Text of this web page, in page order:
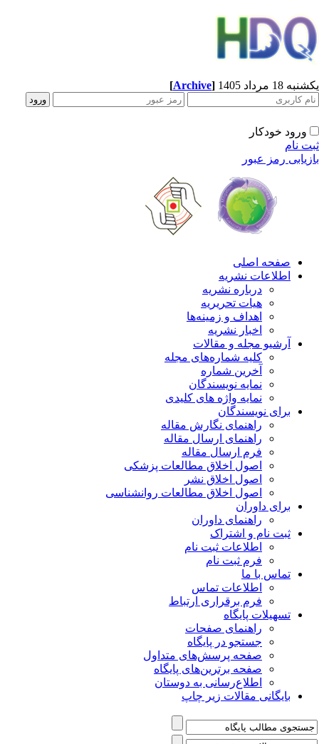
18 مرداد 1405 [Archive]
ورود خودکار
نام
رمز عبور
صفحه اصلی
اطلاعات نشریه
درباره نشریه
هیات تحریریه
اهداف و زمینه‌ها
اخبار نشریه
آرشیو مجله و مقالات
کلیه شماره‌های مجله
آخرین شماره
نمایه نویسندگان
نمایه واژه های کلیدی
برای نویسندگان
راهنمای نگارش مقاله
راهنمای ارسال مقاله
فرم ارسال مقاله
اصول اخلاق مطالعات پزشکی
اصول اخلاق نشر
اصول اخلاق مطالعات روانشناسی
برای داوران
راهنمای داوران
ثبت نام و اشتراک
اطلاعات ثبت نام
فرم ثبت نام
تماس با ما
اطلاعات تماس
فرم برقراری ارتباط
تسهیلات پایگاه
راهنمای صفحات
جستجو در پایگاه
صفحه پرسش‌های متداول
صفحه برترین‌های پایگاه
اطلاع‌رسانی به دوستان
بایگانی مقالات زیر چاپ